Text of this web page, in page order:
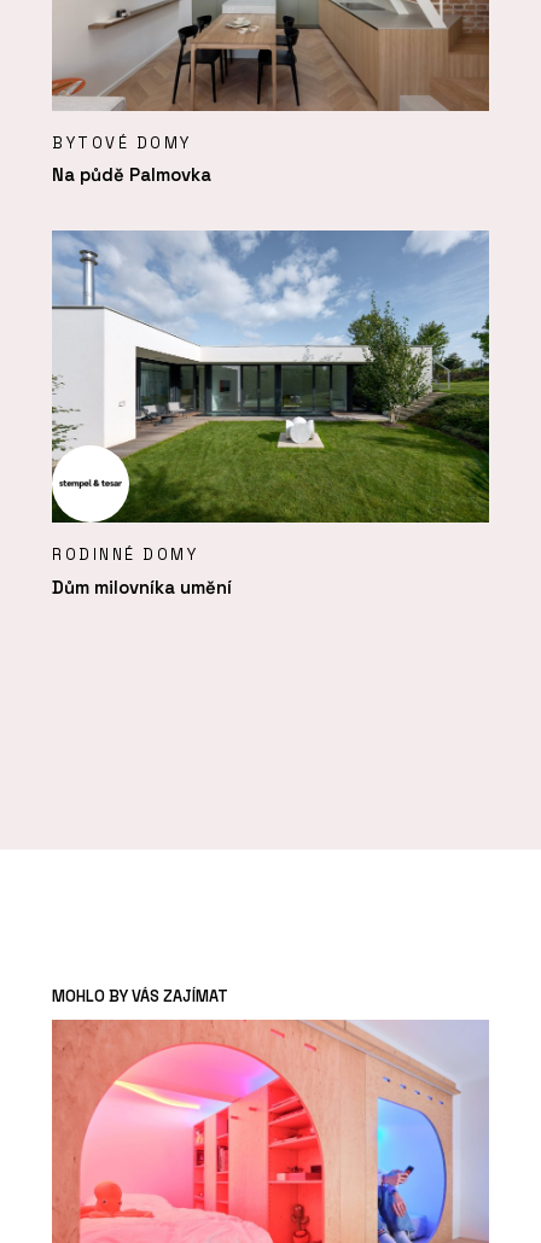
BYTOVÉ DOMY
Na půdě Palmovka
RODINNÉ DOMY
Dům milovníka umění
MOHLO BY VÁS ZAJÍMAT